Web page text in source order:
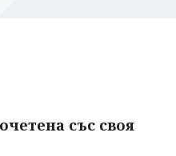
със своя